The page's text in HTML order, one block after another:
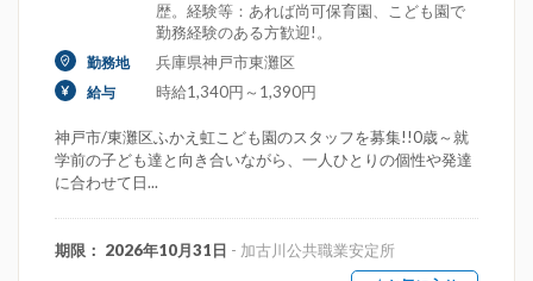
歴。経験等：あれば尚可保育園、こども園で
勤務経験のある方歓迎!。
勤務地 兵庫県神戸市東灘区
給与 時給1,340円～1,390円
神戸市/東灘区ふかえ虹こども園のスタッフを募集!!0歳～就
学前の子ども達と向き合いながら、一人ひとりの個性や発達
に合わせて日...
期限： 2026年10月31日 - 加古川公共職業安定所